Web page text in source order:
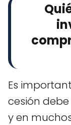
Es
cesión
y en